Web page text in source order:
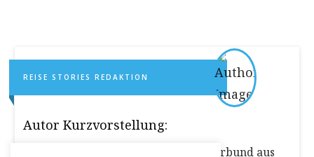
REISE STORIES REDAKTION
Autor Kurzvorstellung:
Die Reise Stories Redaktion ist ein Verbund aus